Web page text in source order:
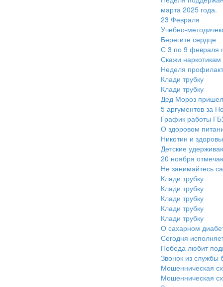
марта 2025 года.
23 Февраля
Учебно-
Берегите сердце
С 3 по 9 февраля
Скажи наркотикам
Неделя
Клади трубку
Клади трубку
Дед Мороз
5 аргументов за
График работы
О здоровом
Никотин и
Детские
20 ноября
Не занимайтесь
Клади трубку
Клади трубку
Клади трубку
Клади трубку
Клади трубку
О сахарном
Сегодня
Победа любит
Звонок из службы
Мошенническая
Мошенническая